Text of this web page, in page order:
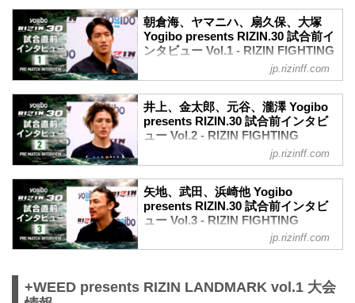
SUPER ARENA | Trailer
youtu.be
大会概要
名称
日時
2021年9月19日（日）12:30開場 / 14:00開
始
終了予定時...
会場に行けない方は、Exciting RIZIN、
RIZIN LIVEまたはスカパー！で、激闘必
至のRIZIN.30をリアルタイムで視聴しよ
放送・配信スケジュール一覧
日付 時間 放送・配信媒体 視聴料金 番組
名
9/17（金） 20:00〜 Exciting RIZIN - 事前
特番「RIZIN TV〜RIZIN.30 ...
朝倉海、ヤマニハ、扇久保、大塚
Yogibo presents RIZIN.30 試合前イ
ンタビュー Vol.1 - RIZIN FIGHTING
FEDERATION オフィシャルサイト
ナで行われるYogibo presents RIZIN.30
の、マスコミ向けインタビューの内容を
公開！
朝倉海「凶暴な試合を」
朝倉海 試合前インタビュー Yogibo
presents RIZIN.30
youtu.be
——現在の心境はいかがですか？
朝倉 あとはやることをやったので、試合
——対戦相手の印象はどうですか？
朝倉 印象は、ボンサイ柔術だけど打撃が
jp.rizinff.com
井上、金太郎、元谷、瀧澤 Yogibo
presents RIZIN.30 試合前インタビ
ュー Vol.2 - RIZIN FIGHTING
FEDERATION オフィシャルサイト
ナで行われるYogibo presents RIZIN.30
の、マスコミ向けインタビューの内容を
公開！
大会前に各選手のインタビューをチェッ
井上直樹 試合前インタビュー Yogibo
jp.rizinff.com
矢地、武田、浜崎他 Yogibo
presents RIZIN.30 試合前インタビ
ュー Vol.3 - RIZIN FIGHTING
FEDERATION オフィシャルサイト
の、マスコミ向けインタビューの内容を
jp.rizinff.com
+WEED presents RIZIN LANDMARK vol.1 大会